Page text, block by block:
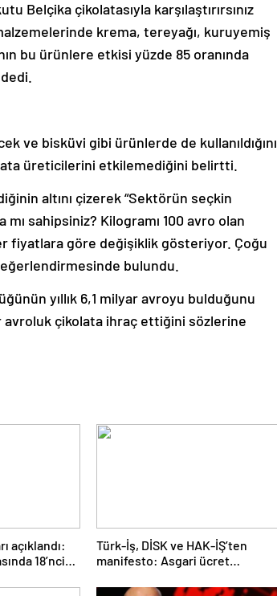
Belçika çikolatasıyla karşılaştırırsınız
krema, tereyağı, kuruyemiş
bu ürünlere etkisi yüzde 85 oranında
ve bisküvi gibi ürünlerde de kullanıldığını
üreticilerini etkilemediğini belirtti.
altını çizerek “Sektörün seçkin
sahipsiniz? Kilogramı 100 avro olan
fiyatlara göre değişiklik gösteriyor. Çoğu
bulundu.
yıllık 6,1 milyar avroyu bulduğunu
avroluk çikolata ihraç ettiğini sözlerine
açıklandı:
18’nci
Türk-İş, DİSK ve HAK-İŞ’ten
manifesto: Asgari ücret
asgari ücret seviyesinde olmalı